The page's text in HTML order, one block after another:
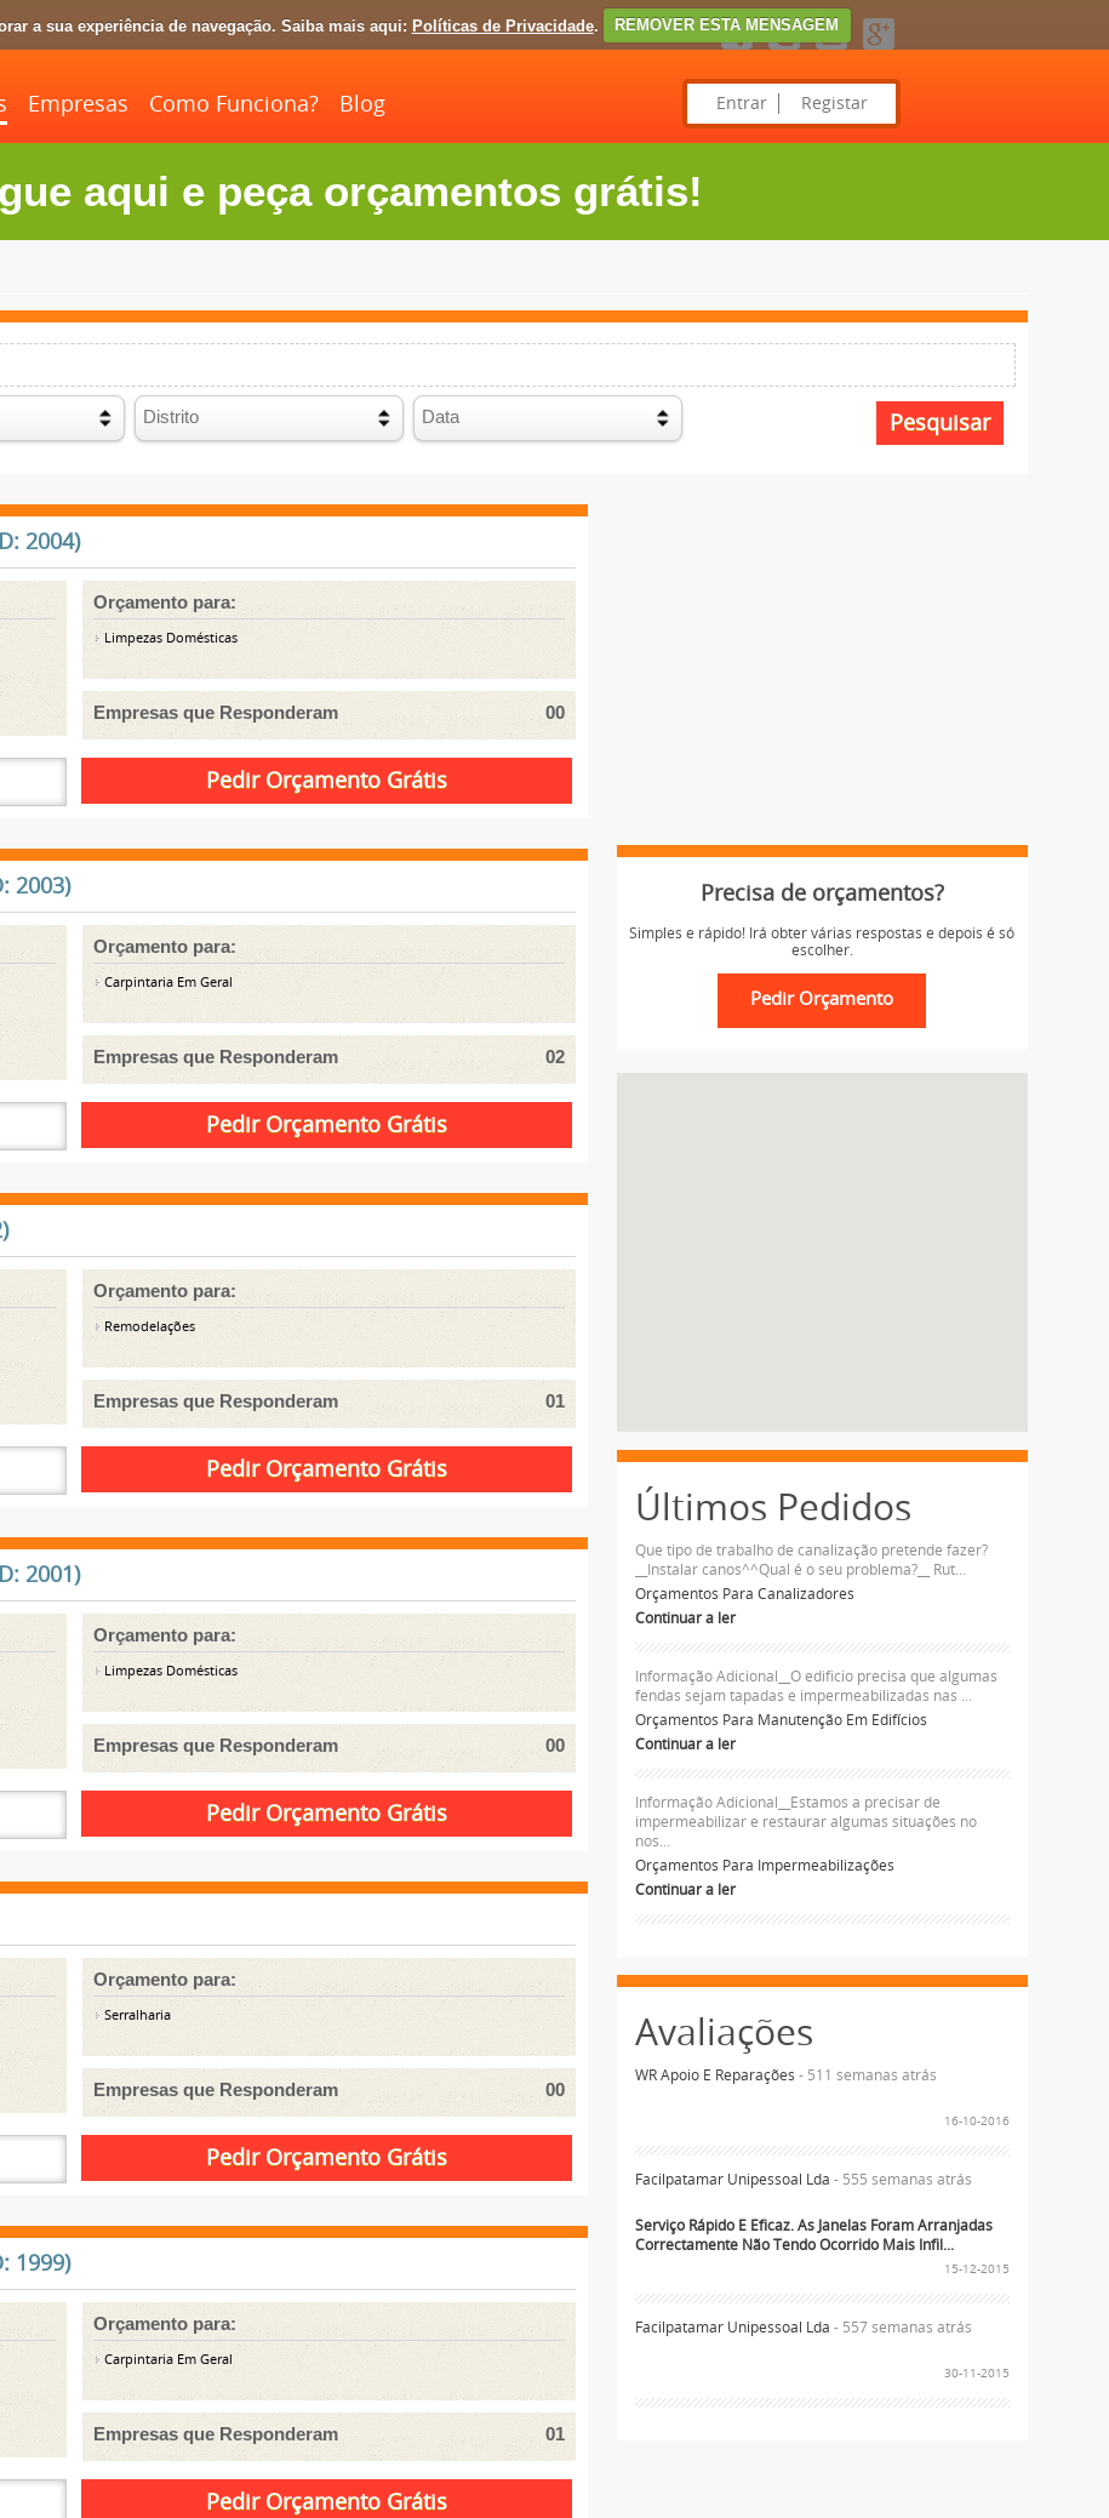
a sua experiência de navegação. Saiba mais aqui: Políticas de Privacidade. REMOVER ESTA MENSAGEM
Empresas Como Funciona? Blog Entrar Registar
aqui e peça orçamentos grátis!
2004)
Orçamento para:
Limpezas Domésticas
Empresas que Responderam 00
2003)
Orçamento para:
Carpintaria Em Geral
Empresas que Responderam 02
Orçamento para:
Remodelações
Empresas que Responderam 01
2001)
Orçamento para:
Limpezas Domésticas
Empresas que Responderam 00
Orçamento para:
Serralharia
Empresas que Responderam 00
1999)
Orçamento para:
Carpintaria Em Geral
Empresas que Responderam 01
Precisa de orçamentos?
Simples e rápido! Irá obter várias respostas e depois é só
escolher.
Últimos Pedidos
Que tipo de trabalho de canalização pretende fazer?
__Instalar canos^^Qual é o seu problema?__ Rut...
Orçamentos Para Canalizadores
Continuar a ler
Informação Adicional__O edificio precisa que algumas
fendas sejam tapadas e impermeabilizadas nas ...
Orçamentos Para Manutenção Em Edifícios
Continuar a ler
Informação Adicional__Estamos a precisar de
impermeabilizar e restaurar algumas situações no
nos...
Orçamentos Para Impermeabilizações
Continuar a ler
Avaliações
WR Apoio E Reparações - 511 semanas atrás
16-10-2016
Facilpatamar Unipessoal Lda - 555 semanas atrás
Serviço Rápido E Eficaz. As Janelas Foram Arranjadas
Correctamente Não Tendo Ocorrido Mais Infil...
15-12-2015
Facilpatamar Unipessoal Lda - 557 semanas atrás
30-11-2015